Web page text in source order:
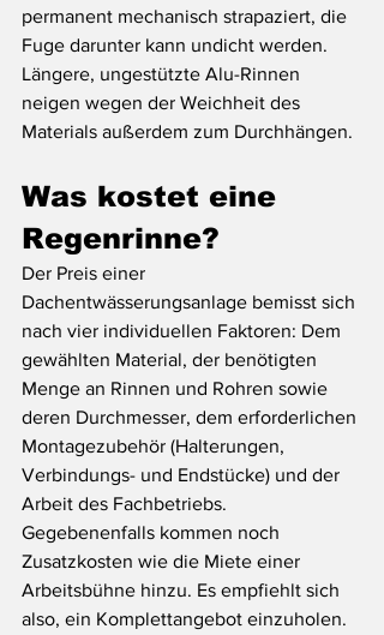
permanent mechanisch strapaziert, die
Fuge darunter kann undicht werden.
Längere, ungestützte Alu-Rinnen
neigen wegen der Weichheit des
Materials außerdem zum Durchhängen.
Was kostet eine
Regenrinne?
Der Preis einer
Dachentwässerungsanlage bemisst sich
nach vier individuellen Faktoren: Dem
gewählten Material, der benötigten
Menge an Rinnen und Rohren sowie
deren Durchmesser, dem erforderlichen
Montagezubehör (Halterungen,
Verbindungs- und Endstücke) und der
Arbeit des Fachbetriebs.
Gegebenenfalls kommen noch
Zusatzkosten wie die Miete einer
Arbeitsbühne hinzu. Es empfiehlt sich
also, ein Komplettangebot einzuholen.